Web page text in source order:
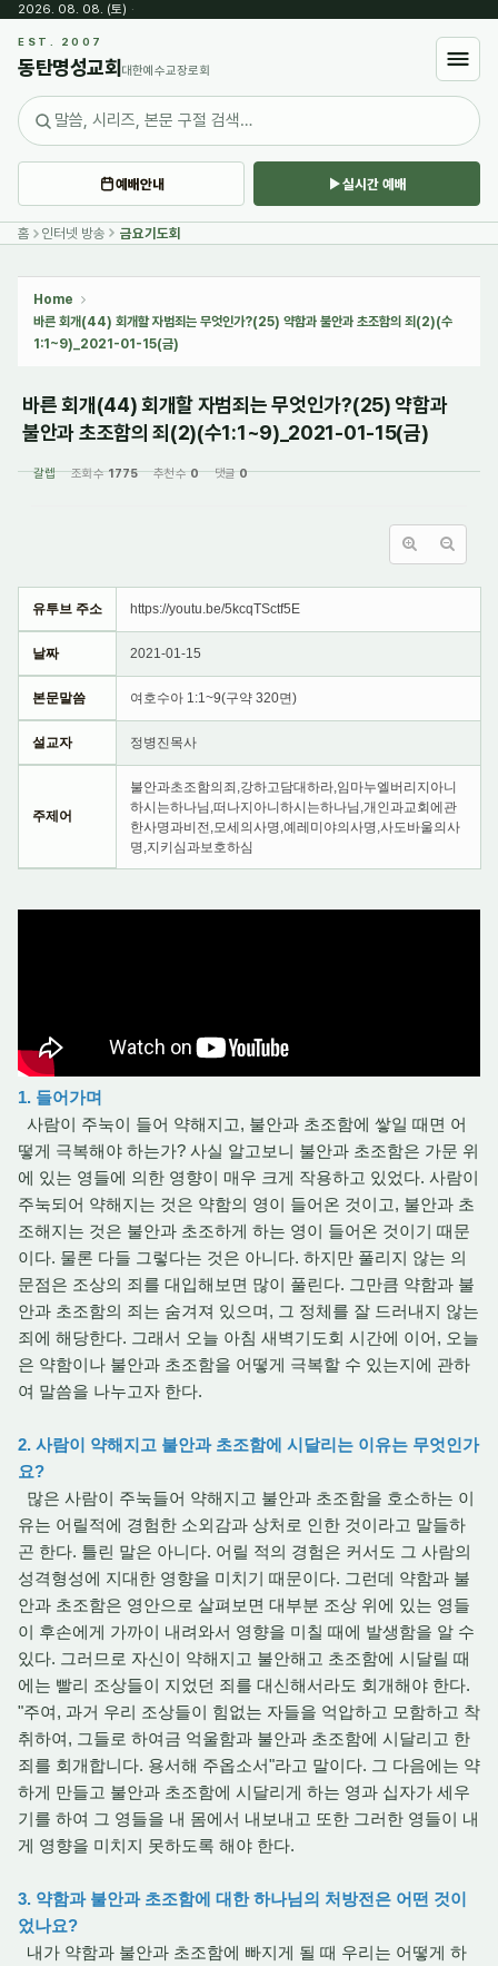
2026. 08. 08. (토) ·
EST. 2007
동탄명성교회 대한예수교장로회
예배안내 실시간 예배
홈 인터넷 방송 금요기도회
Home
바른 회개(44) 회개할 자범죄는 무엇인가?(25) 약함과 불안과 초조함의 죄(2)(수
1:1~9)_2021-01-15(금)
바른 회개(44) 회개할 자범죄는 무엇인가?(25) 약함과
불안과 초조함의 죄(2)(수1:1~9)_2021-01-15(금)
갈렙 조회 수1775 추천 수0 댓글0
유투브 주소 https://youtu.be/5kcqTSctf5E
날짜 2021-01-15
본문말씀 여호수아 1:1~9(구약 320면)
설교자 정병진목사
주제어
불안과초조함의죄,강하고담대하라,임마누엘버리지아니
하시는하나님,떠나지아니하시는하나님,개인과교회에관
한사명과비전,모세의사명,예레미야의사명,사도바울의사
명,지키심과보호하심
1. 들어가며
사람이 주눅이 들어 약해지고, 불안과 초조함에 쌓일 때면 어
떻게 극복해야 하는가? 사실 알고보니 불안과 초조함은 가문 위
에 있는 영들에 의한 영향이 매우 크게 작용하고 있었다. 사람이
주눅되어 약해지는 것은 약함의 영이 들어온 것이고, 불안과 초
조해지는 것은 불안과 초조하게 하는 영이 들어온 것이기 때문
이다. 물론 다들 그렇다는 것은 아니다. 하지만 풀리지 않는 의
문점은 조상의 죄를 대입해보면 많이 풀린다. 그만큼 약함과 불
안과 초조함의 죄는 숨겨져 있으며, 그 정체를 잘 드러내지 않는
죄에 해당한다. 그래서 오늘 아침 새벽기도회 시간에 이어, 오늘
은 약함이나 불안과 초조함을 어떻게 극복할 수 있는지에 관하
여 말씀을 나누고자 한다.
2. 사람이 약해지고 불안과 초조함에 시달리는 이유는 무엇인가
요?
많은 사람이 주눅들어 약해지고 불안과 초조함을 호소하는 이
유는 어릴적에 경험한 소외감과 상처로 인한 것이라고 말들하
곤 한다. 틀린 말은 아니다. 어릴 적의 경험은 커서도 그 사람의
성격형성에 지대한 영향을 미치기 때문이다. 그런데 약함과 불
안과 초조함은 영안으로 살펴보면 대부분 조상 위에 있는 영들
이 후손에게 가까이 내려와서 영향을 미칠 때에 발생함을 알 수
있다. 그러므로 자신이 약해지고 불안해고 초조함에 시달릴 때
에는 빨리 조상들이 지었던 죄를 대신해서라도 회개해야 한다.
"주여, 과거 우리 조상들이 힘없는 자들을 억압하고 모함하고 착
취하여, 그들로 하여금 억울함과 불안과 초조함에 시달리고 한
죄를 회개합니다. 용서해 주옵소서"라고 말이다. 그 다음에는 약
하게 만들고 불안과 초조함에 시달리게 하는 영과 십자가 세우
기를 하여 그 영들을 내 몸에서 내보내고 또한 그러한 영들이 내
게 영향을 미치지 못하도록 해야 한다.
3. 약함과 불안과 초조함에 대한 하나님의 처방전은 어떤 것이
었나요?
내가 약함과 불안과 초조함에 빠지게 될 때 우리는 어떻게 하
Sketchbook5, 스케치북5
Sketchbook5, 스케치북5